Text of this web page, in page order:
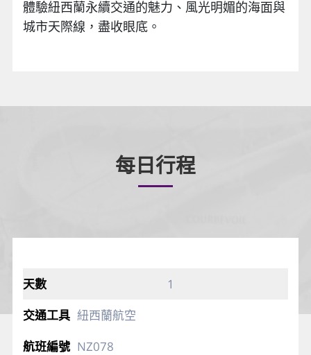
體驗紐西蘭永續交通的魅力、風光明媚的海面與
城市天際線，盡收眼底。
每日行程
1
紐西蘭航空
NZ078